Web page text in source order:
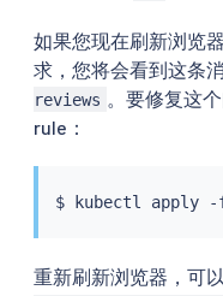
如果您现在刷新浏览
求，您将会看到这条
reviews
。要修复这
rule：
$ kubectl apply
重新刷新浏览器，可